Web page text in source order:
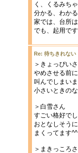
く、くるみち
分かる、わか
家では、台所
でも、起用で
Re: 待ちきれない
＞きょっぴい
やめさせる前
叫んでしまい
小さいときの
＞白雪さん
すごい格好で
おとなしそう
まくってます
＞まきっころ